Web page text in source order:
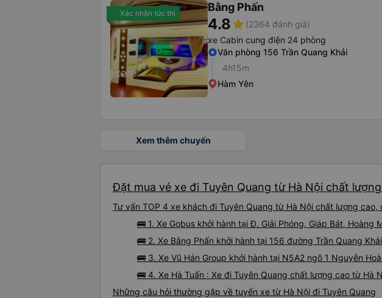
Xác nhận tức thì Bằng Phấn
4.8star (2364 đánh giá)
xe Cabin cung điện 24 phòng
Văn phòng 156 Trần Quang Khải
4h15m
Hàm Yên
Xem thêm chuyến
Đặt mua vé xe đi Tuyên Quang từ Hà Nội chất
Tư vấn TOP 4 xe khách đi Tuyên Quang từ Hà Nội chất lượng
🚌 1. Xe Gobus khởi hành tại Đ. Giải Phóng, Giáp Bát, Hoàng
🚌 2. Xe Bằng Phấn khởi hành tại 156 đường Trần Quang
🚌 3. Xe Vũ Hán Group khởi hành tại N5A2 ngõ 1 Nguyễn
🚌 4. Xe Hà Tuấn : Xe đi Tuyên Quang chất lượng cao từ Hà
Những câu hỏi thường gặp về tuyến xe từ Hà Nội đi Tuyên Quang